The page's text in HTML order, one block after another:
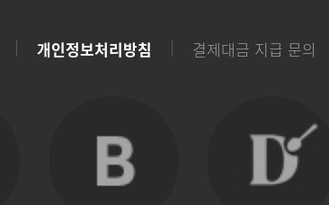
개인정보처리방침 결제대금 지급 문의